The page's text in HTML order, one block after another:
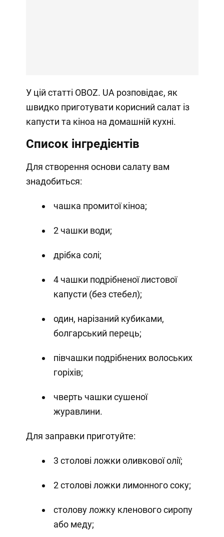
У цій статті OBOZ. UA розповідає, як
швидко приготувати корисний салат із
капусти та кіноа на домашній кухні.
Список інгредієнтів
Для створення основи салату вам
знадобиться:
чашка промитої кіноа;
2 чашки води;
дрібка солі;
4 чашки подрібненої листової
капусти (без стебел);
один, нарізаний кубиками,
болгарський перець;
півчашки подрібнених волоських
горіхів;
чверть чашки сушеної
журавлини.
Для заправки приготуйте:
3 столові ложки оливкової олії;
2 столові ложки лимонного соку;
столову ложку кленового сиропу
або меду;